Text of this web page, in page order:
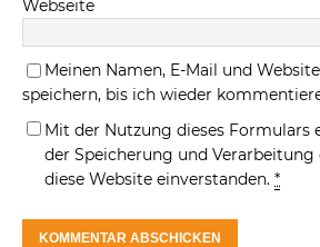
Webseite
Meinen Namen, E-Mail und
speichern, bis ich wieder
Mit der Nutzung dieses Formulars
der Speicherung und
diese Website einverstanden. *